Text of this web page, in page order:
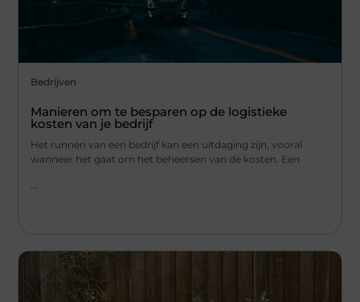
Bedrijven
Manieren om te besparen op de logistieke
kosten van je bedrijf
Het runnen van een bedrijf kan een uitdaging zijn, vooral
wanneer het gaat om het beheersen van de kosten. Een
...